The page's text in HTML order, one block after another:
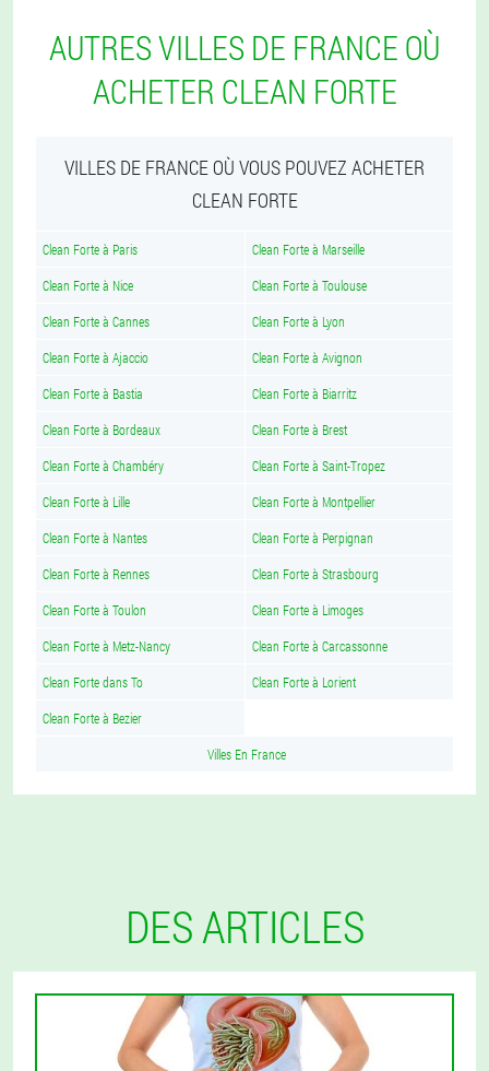
AUTRES VILLES DE FRANCE OÙ
ACHETER CLEAN FORTE
VILLES DE FRANCE OÙ VOUS POUVEZ ACHETER
CLEAN FORTE
Clean Forte à Paris Clean Forte à Marseille
Clean Forte à Nice Clean Forte à Toulouse
Clean Forte à Cannes Clean Forte à Lyon
Clean Forte à Ajaccio Clean Forte à Avignon
Clean Forte à Bastia Clean Forte à Biarritz
Clean Forte à Bordeaux Clean Forte à Brest
Clean Forte à Chambéry Clean Forte à Saint-Tropez
Clean Forte à Lille Clean Forte à Montpellier
Clean Forte à Nantes Clean Forte à Perpignan
Clean Forte à Rennes Clean Forte à Strasbourg
Clean Forte à Toulon Clean Forte à Limoges
Clean Forte à Metz-Nancy Clean Forte à Carcassonne
Clean Forte dans To Clean Forte à Lorient
Clean Forte à Bezier
Villes En France
DES ARTICLES